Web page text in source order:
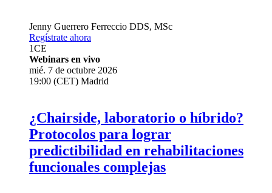
Jenny Guerrero Ferreccio DDS, MSc
Regístrate ahora
1CE
Webinars en vivo
mié. 7 de octubre 2026
19:00 (CET) Madrid
¿Chairside, laboratorio o híbrido?
Protocolos para lograr
predictibilidad en rehabilitaciones
funcionales complejas